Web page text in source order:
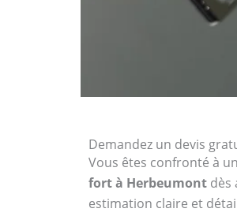
Demandez un devis
Vous êtes confronté à
fort à Herbeumont dès
estimation claire et